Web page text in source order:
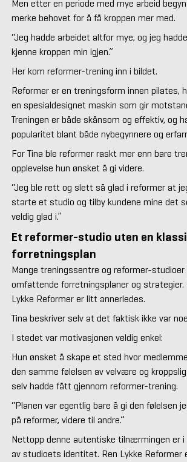
Men etter en periode med mye arbeid
merke behovet for å få kroppen mer med.
“Jeg hadde arbeidet altfor mye, og jeg
kjenne kroppen min igjen.”
Her kom reformer-trening inn i bildet.
Reformer er en treningsform innen pilates,
en spesialdesignet maskin som gir
Treningen er både skånsom og effektiv, og
popularitet blant både nybegynnere og
For Tina ble reformer raskt mer enn bare
opplevelse hun ønsket å gi videre.
“Jeg ble rett og slett så glad i reformer at
starte et studio og tilby kundene mine det
veldig glad i.”
Et reformer-studio uten en
forretningsplan
Mange treningssentre og reformer-
omfattende forretningsplaner og strategier.
Lykke Reformer er litt annerledes.
Tina beskriver selv at det faktisk ikke var
I stedet var motivasjonen veldig enkel:
Hun ønsket å skape et sted hvor
den samme følelsen av velvære og
selv hadde fått gjennom reformer-trening.
“Planen var egentlig bare å gi den følelsen
på reformer, videre til andre.”
Nettopp denne autentiske tilnærmingen er i
av studioets identitet. Ren Lykke Reformer